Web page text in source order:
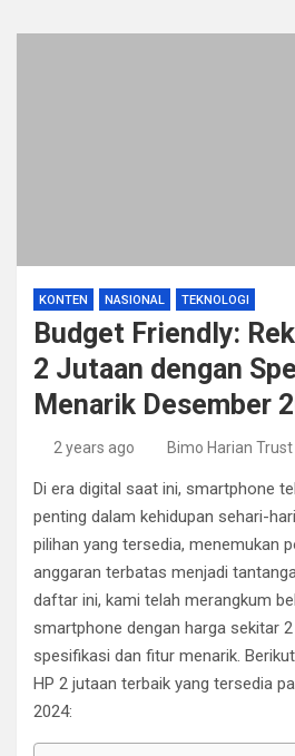
KONTEN NASIONAL TEKNOLOGI
Budget Friendly:
2 Jutaan dengan
Menarik Desember
2 years ago Bimo Harian Trust
Di era digital saat ini, smartphone
penting dalam kehidupan sehari-
pilihan yang tersedia, menemukan
anggaran terbatas menjadi
daftar ini, kami telah merangkum
smartphone dengan harga sekitar
spesifikasi dan fitur menarik.
HP 2 jutaan terbaik yang tersedia
2024: